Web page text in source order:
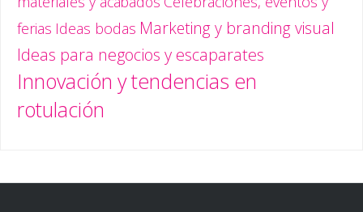
ferias Ideas bodas Marketing y branding visual
Ideas para negocios y escaparates
Innovación y tendencias en
rotulación